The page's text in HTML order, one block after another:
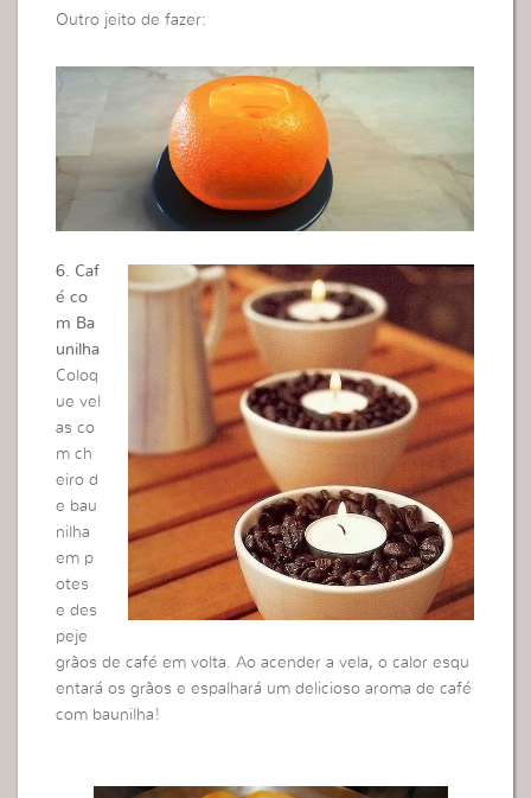
Outro jeito de fazer:
6. Caf
é co
m Ba
unilha
Coloq
ue vel
as co
m ch
eiro d
e bau
nilha
em p
otes
e des
peje
grãos de café em volta. Ao acender a vela, o calor esqu
entará os grãos e espalhará um delicioso aroma de café
com baunilha!